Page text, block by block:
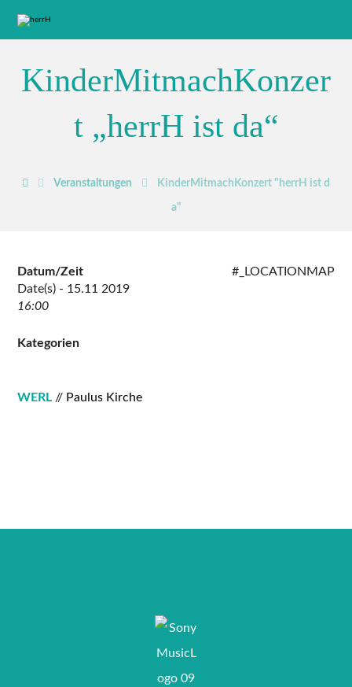
KinderMitmachKonzer
t „herrH ist da“
Veranstaltungen KinderMitmachKonzert "herrH ist d
a"
#_LOCATIONMAP
Datum/Zeit
Date(s) - 15.11 2019
16:00
Kategorien
WERL // Paulus Kirche